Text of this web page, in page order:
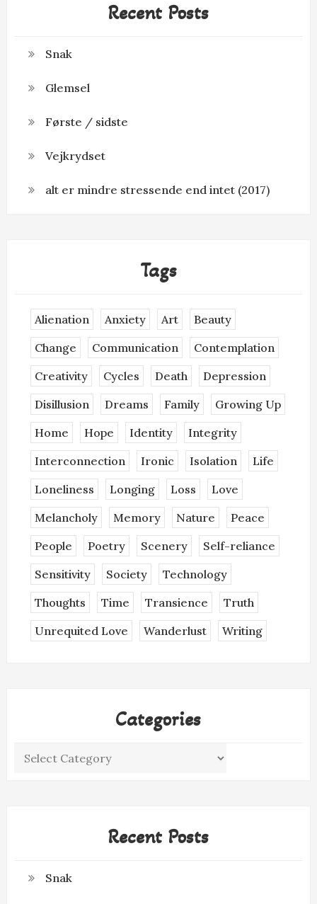
Recent Posts
Snak
Glemsel
Første / sidste
Vejkrydset
alt er mindre stressende end intet (2017)
Tags
Alienation Anxiety Art
Beauty
Change
Communication
Contemplation
Creativity
Cycles Death
Depression
Disillusion
Dreams Family
Growing Up
Home
Hope Identity
Integrity
Interconnection
Ironic Isolation
Life
Loneliness
Longing Loss
Love
Melancholy
Memory Nature
Peace
People
Poetry Scenery
Self-reliance
Sensitivity
Society
Technology
Thoughts
Time Transience
Truth
Unrequited Love
Wanderlust Writing
Categories
Categories
Recent Posts
Snak